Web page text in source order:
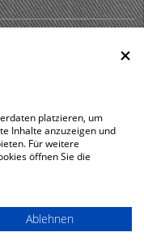
platzieren, um
Inhalte anzuzeigen und
Für weitere
öffnen Sie die
Ablehnen